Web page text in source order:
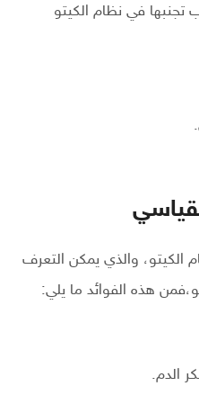
تجنبها في نظام الكيتو
الكيتو، والذي يمكن التعرف
هذه الفوائد ما يلي:
الدم.